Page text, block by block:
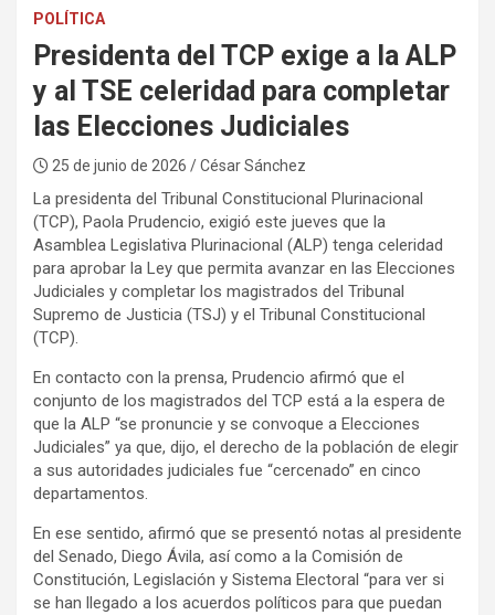
POLÍTICA
Presidenta del TCP exige a la ALP
y al TSE celeridad para completar
las Elecciones Judiciales
25 de junio de 2026 / César Sánchez
La presidenta del Tribunal Constitucional Plurinacional
(TCP), Paola Prudencio, exigió este jueves que la
Asamblea Legislativa Plurinacional (ALP) tenga celeridad
para aprobar la Ley que permita avanzar en las Elecciones
Judiciales y completar los magistrados del Tribunal
Supremo de Justicia (TSJ) y el Tribunal Constitucional
(TCP).
En contacto con la prensa, Prudencio afirmó que el
conjunto de los magistrados del TCP está a la espera de
que la ALP “se pronuncie y se convoque a Elecciones
Judiciales” ya que, dijo, el derecho de la población de elegir
a sus autoridades judiciales fue “cercenado” en cinco
departamentos.
En ese sentido, afirmó que se presentó notas al presidente
del Senado, Diego Ávila, así como a la Comisión de
Constitución, Legislación y Sistema Electoral “para ver si
se han llegado a los acuerdos políticos para que puedan